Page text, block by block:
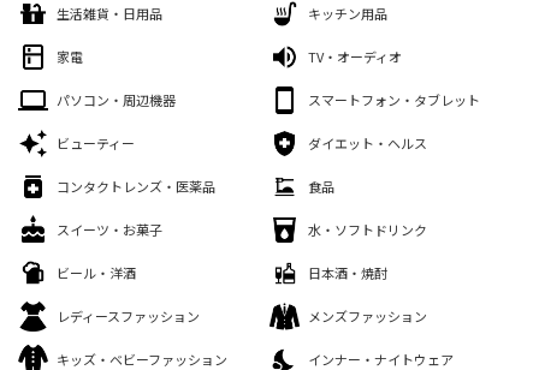
生活雑貨・日用品 キッチン用品
家電 TV・オーディオ
パソコン・周辺機器 スマートフォン・タブレット
ビューティー ダイエット・ヘルス
コンタクトレンズ・医薬品 食品
スイーツ・お菓子 水・ソフトドリンク
ビール・洋酒 日本酒・焼酎
レディースファッション メンズファッション
キッズ・ベビーファッション インナー・ナイトウェア